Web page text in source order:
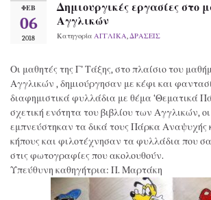
ΦΕΒ
06
2018
Δημιουργικές εργασίες στο
Αγγλικών
Κατηγορία ΑΓΓΛΙΚΑ,ΔΡΑΣΕΙΣ
Οι μαθητές της Γ’ Τάξης, στο πλαίσιο του
Αγγλικών , δημιούργησαν με κέφι και
διαφημιστικά φυλλάδια με θέμα ‘Θεματικά
σχετική ενότητα του βιβλίου των Αγγλικών,
εμπνεύστηκαν τα δικά τους Πάρκα Αναψυχής
κήπους και φιλοτέχνησαν τα φυλλάδια που
στις φωτογραφίες που ακολουθούν.
Υπεύθυνη καθηγήτρια: Π. Μαρτάκη